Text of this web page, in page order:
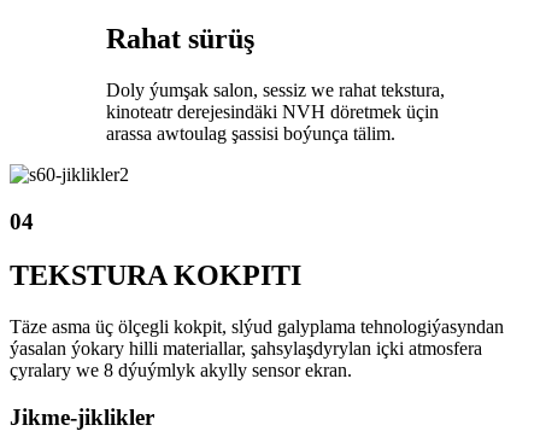
Rahat sürüş
Doly ýumşak salon, sessiz we rahat tekstura,
kinoteatr derejesindäki NVH döretmek üçin
arassa awtoulag şassisi boýunça tälim.
04
TEKSTURA KOKPITI
Täze asma üç ölçegli kokpit, slýud galyplama tehnologiýasyndan
ýasalan ýokary hilli materiallar, şahsylaşdyrylan içki atmosfera
çyralary we 8 dýuýmlyk akylly sensor ekran.
Jikme-jiklikler